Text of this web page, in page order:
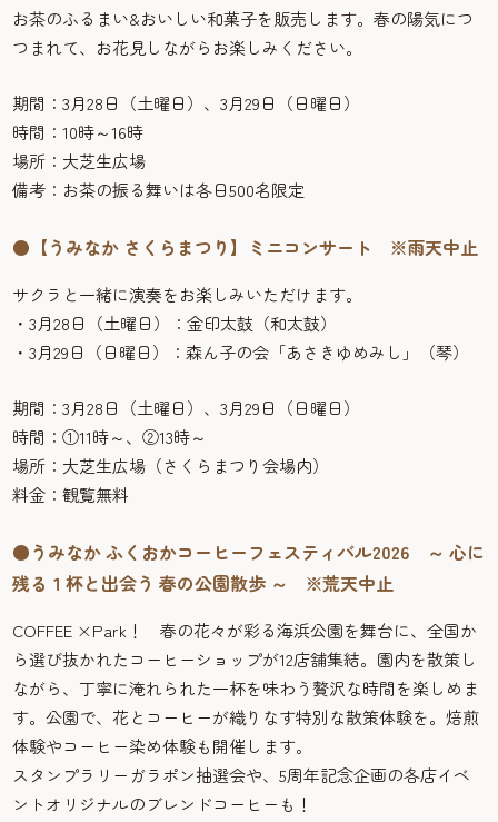
お茶のふるまい&おいしい和菓子を販売します。春の陽気につ
つまれて、お花見しながらお楽しみください。
期間：3月28日（土曜日）、3月29日（日曜日）
時間：10時～16時
場所：大芝生広場
備考：お茶の振る舞いは各日500名限定
●【うみなか さくらまつり】ミニコンサート ※雨天中止
サクラと一緒に演奏をお楽しみいただけます。
・3月28日（土曜日）：金印太鼓（和太鼓）
・3月29日（日曜日）：森ん子の会「あさきゆめみし」（琴）
期間：3月28日（土曜日）、3月29日（日曜日）
時間：①11時～、②13時～
場所：大芝生広場（さくらまつり会場内）
料金：観覧無料
●うみなか ふくおかコーヒーフェスティバル2026 ～ 心に
残る１杯と出会う 春の公園散歩 ～ ※荒天中止
COFFEE ×Park！ 春の花々が彩る海浜公園を舞台に、全国か
ら選び抜かれたコーヒーショップが12店舗集結。園内を散策し
ながら、丁寧に淹れられた一杯を味わう贅沢な時間を楽しめま
す。公園で、花とコーヒーが織りなす特別な散策体験を。焙煎
体験やコーヒー染め体験も開催します。
スタンプラリーガラポン抽選会や、5周年記念企画の各店イベ
ントオリジナルのブレンドコーヒーも！